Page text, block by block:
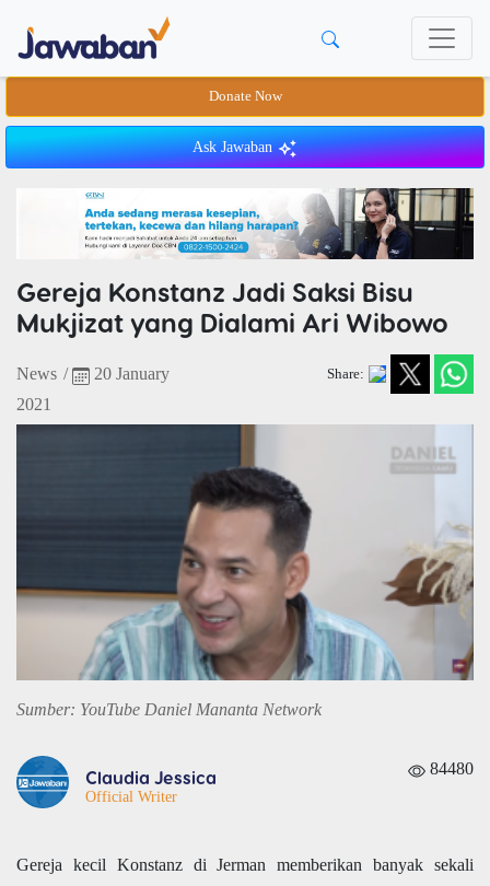
Donate Now
Ask Jawaban
Gereja Konstanz Jadi Saksi Bisu
Mukjizat yang Dialami Ari Wibowo
News /
20 January
2021
Share:
Sumber: YouTube Daniel Mananta Network
Claudia Jessica
Official Writer
84480
Gereja kecil Konstanz di Jerman memberikan banyak sekali